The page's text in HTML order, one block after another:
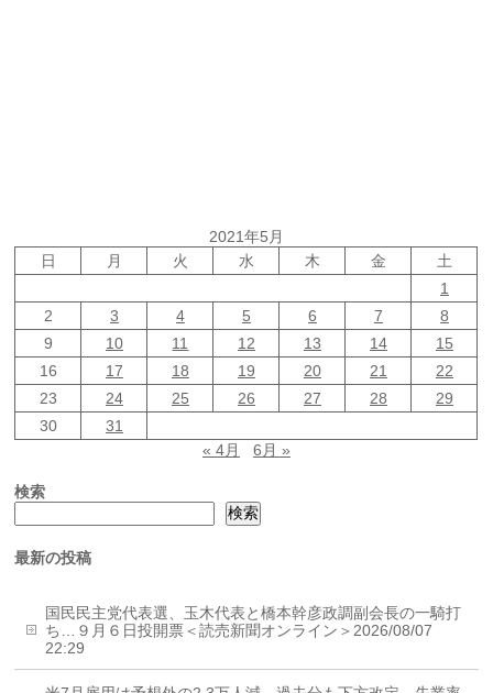
2021年5月
日
月 火 水 木 金
土
1
2
3 4 5 6 7
8
9
10 11 12 13 14
15
16
17 18 19 20 21
22
23
24 25 26 27 28
29
30
31
« 4月
6月 »
検索
検索
最新の投稿
国民民主党代表選、玉木代表と橋本幹彦政調副会長の一騎打
ち…９月６日投開票＜読売新聞オンライン＞2026/08/07
22:29